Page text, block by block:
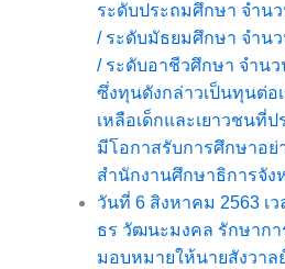
ระดับประถมศึกษา จำนว
/ ระดับมัธยมศึกษา จำนว
/ ระดับอาชีวศึกษา จำนว
ซึ่งทุนดังกล่าวเป็นทุนต่อ
เหลือเด็กและเยาวชนที่
มีโอกาสรับการศึกษาอย่
สำนักงานศึกษาธิการจัง
วันที่ 6 สิงหาคม 2563 เ
ธร วัฒนะมงคล รักษาก
มอบหมายให้นายสังวาล